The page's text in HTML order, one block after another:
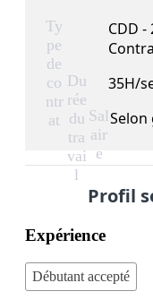
Ty
pe
de
co
ntr
at
CDD -
Du
rée
du
tra
vai
l
35H/
Sal
air
e
Selon
Profil
Expérience
Débutant accepté